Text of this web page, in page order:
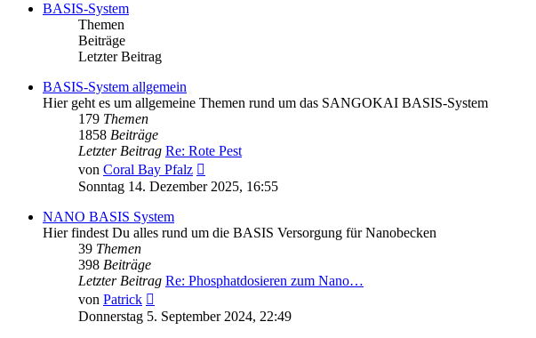
BASIS-System
Themen
Beiträge
Letzter Beitrag
BASIS-System allgemein
Hier geht es um allgemeine Themen rund um das SANGOKAI BASIS-System
179 Themen
1858 Beiträge
Letzter Beitrag Re: Rote Pest
von Coral Bay Pfalz
Beitrag
Sonntag 14. Dezember 2025, 16:55
NANO BASIS System
Hier findest Du alles rund um die BASIS Versorgung für Nanobecken
39 Themen
398 Beiträge
Letzter Beitrag Re: Phosphatdosieren zum Nano…
von Patrick
Beitrag
Donnerstag 5. September 2024, 22:49